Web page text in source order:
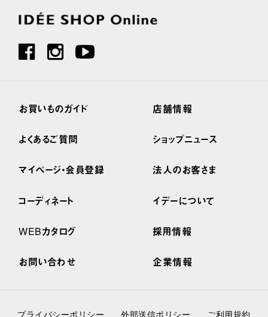
お買いものガイド
よくあるご質問
マイページ・会員登録
コーディネート
WEBカタログ
お問い合わせ
店舗情報
ショップニュース
法人のお客さま
イデーについて
採用情報
企業情報
プライバシーポリシー 外部送信ポリシー ご利用規約